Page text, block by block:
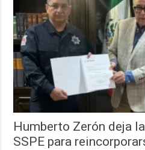
Humberto Zerón deja
SSPE para